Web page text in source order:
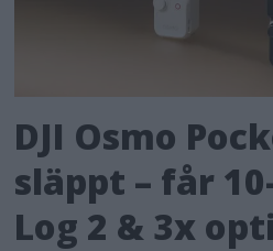
DJI Osmo
släppt – får
Log 2 & 3x